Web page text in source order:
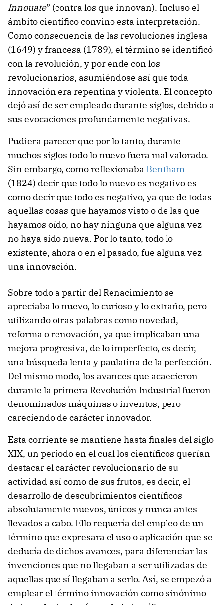
Innouate” (contra los que innovan). Incluso el
ámbito científico convino esta interpretación.
Como consecuencia de las revoluciones inglesa
(1649) y francesa (1789), el término se identificó
con la revolución, y por ende con los
revolucionarios, asumiéndose así que toda
innovación era repentina y violenta. El concepto
dejó así de ser empleado durante siglos, debido a
sus evocaciones profundamente negativas.
Pudiera parecer que por lo tanto, durante
muchos siglos todo lo nuevo fuera mal valorado.
Sin embargo, como reflexionaba Bentham
(1824) decir que todo lo nuevo es negativo es
como decir que todo es negativo, ya que de todas
aquellas cosas que hayamos visto o de las que
hayamos oído, no hay ninguna que alguna vez
no haya sido nueva. Por lo tanto, todo lo
existente, ahora o en el pasado, fue alguna vez
una innovación.
Sobre todo a partir del Renacimiento se
apreciaba lo nuevo, lo curioso y lo extraño, pero
utilizando otras palabras como novedad,
reforma o renovación, ya que implicaban una
mejora progresiva, de lo imperfecto, es decir,
una búsqueda lenta y paulatina de la perfección.
Del mismo modo, los avances que acaecieron
durante la primera Revolución Industrial fueron
denominados máquinas o inventos, pero
careciendo de carácter innovador.
Esta corriente se mantiene hasta finales del siglo
XIX, un período en el cual los científicos querían
destacar el carácter revolucionario de su
actividad así como de sus frutos, es decir, el
desarrollo de descubrimientos científicos
absolutamente nuevos, únicos y nunca antes
llevados a cabo. Ello requería del empleo de un
término que expresara el uso o aplicación que se
deducía de dichos avances, para diferenciar las
invenciones que no llegaban a ser utilizadas de
aquellas que sí llegaban a serlo. Así, se empezó a
emplear el término innovación como sinónimo